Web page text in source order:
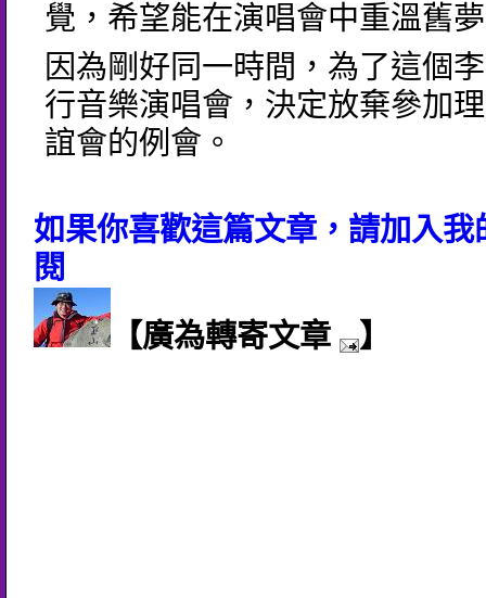
覺，希望能在演唱會中重溫舊
因為剛好同一時間，為了這個
行音樂演唱會，決定放棄參加
誼會的例會。
如果你喜歡這篇文章，請加入我
閱
【廣為轉寄文章
】